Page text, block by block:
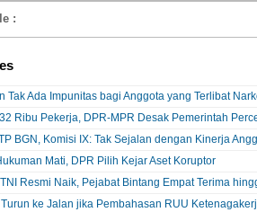
:
Tak Ada Impunitas bagi Anggota yang Terlibat
Ribu Pekerja, DPR-MPR Desak Pemerintah
BGN, Komisi IX: Tak Sejalan dengan Kinerja
Mati, DPR Pilih Kejar Aset Koruptor
Resmi Naik, Pejabat Bintang Empat Terima
Turun ke Jalan jika Pembahasan RUU